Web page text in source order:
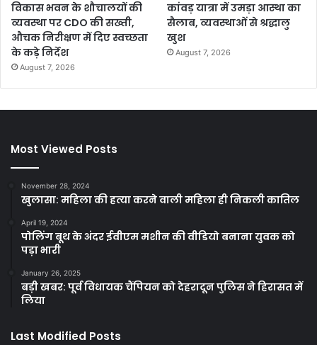
विकास भवन के शौचालयों की
व्यवस्था पर CDO की सख्ती,
औचक निरीक्षण में दिए स्वच्छता
के कड़े निर्देश
August 7, 2026
कांवड़ यात्रा में उमड़ा आस्था का
सैलाब, व्यवस्थाओं से श्रद्धालु
खुश
August 7, 2026
Most Viewed Posts
November 28, 2024
खुलासा: महिला की हत्या करने वाली महिला ही निकली कातिल
April 19, 2024
पोलिंग बूथ के अंदर ईवीएम मशीन की वीडियो बनाना युवक को
पड़ा भारी
January 26, 2025
बड़ी खबर: पूर्व विधायक चैंपियन को देहरादून पुलिस ने हिरासत में
लिया
Last Modified Posts